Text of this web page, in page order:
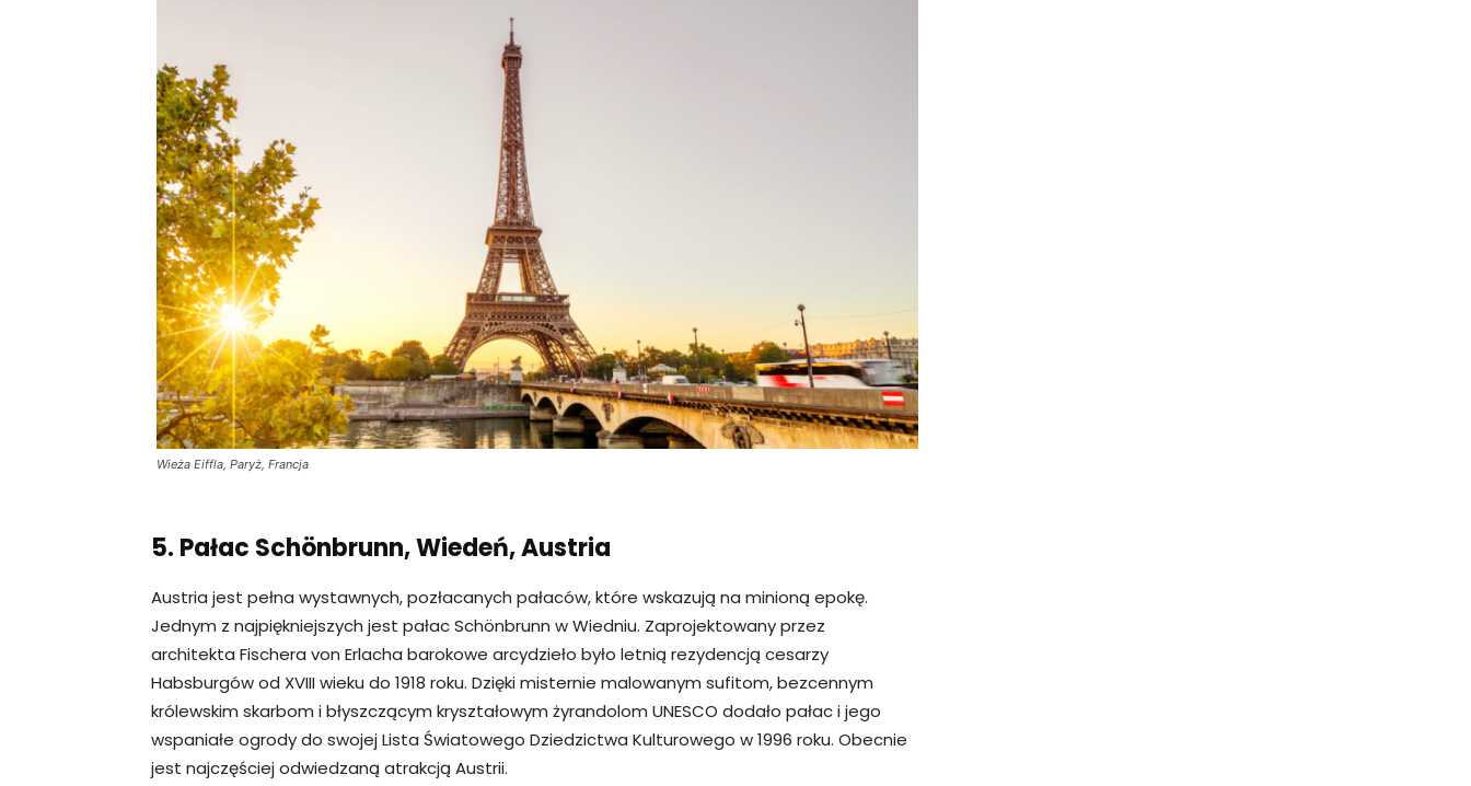
Wieża Eiffla, Paryż, Francja
5. Pałac Schönbrunn, Wiedeń, Austria
Austria jest pełna wystawnych, pozłacanych pałaców, które wskazują na minioną epokę.
Jednym z najpiękniejszych jest pałac Schönbrunn w Wiedniu. Zaprojektowany przez
architekta Fischera von Erlacha barokowe arcydzieło było letnią rezydencją cesarzy
Habsburgów od XVIII wieku do 1918 roku. Dzięki misternie malowanym sufitom, bezcennym
królewskim skarbom i błyszczącym kryształowym żyrandolom UNESCO dodało pałac i jego
wspaniałe ogrody do swojej Lista Światowego Dziedzictwa Kulturowego w 1996 roku. Obecnie
jest najczęściej odwiedzaną atrakcją Austrii.